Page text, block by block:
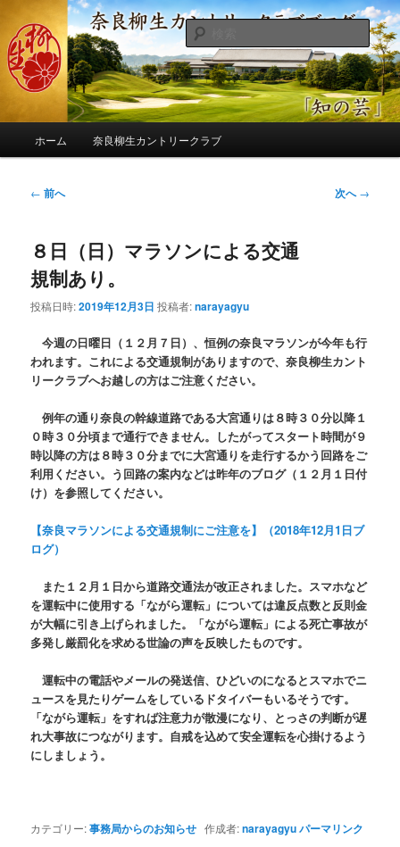
ン
コ
ン
へ
奈良柳生カントリークラブ総支配人
ブログ
季節の話題、クラブの出来事、コースの改修・更新作業、ゴルフに関する随
筆、喜怒哀楽などを気まぐれに発信します。
検
索
ホーム 奈良柳生カントリークラブ
投
ビ
ゲ
ー
シ
ン
← 前へ 次へ→
８日（日）マラソンによる交通
規制あり。
投稿日時:2019年12月3日 投稿者:narayagyu
今週の日曜日（１２月７日）、恒例の奈良マラソンが今年も行
われます。これによる交通規制がありますので、奈良柳生カント
リークラブへお越しの方はご注意ください。
例年の通り奈良の幹線道路である大宮通りは８時３０分以降１
０時３０分頃まで通行できません。したがってスタート時間が９
時以降の方は８時３０分までに大宮通りを走行するかう回路をご
利用ください。う回路の案内などは昨年のブログ（１２月１日付
け）を参照してください。
【奈良マラソンによる交通規制にご注意を】（2018年12月1日ブ
ログ）
また１２月１日から道路交通法が改正されました。スマホなど
を運転中に使用する「ながら運転」については違反点数と反則金
が大幅に引き上げられました。「ながら運転」による死亡事故が
多発し厳罰化を求める世論の声を反映したものです。
運転中の電話やメールの発送信、ひどいのになるとスマホでニ
ュースを見たりゲームをしているドタイバーもいるそうです。
「ながら運転」をすれば注意力が散漫になり、とっさの判断が遅
れ大事故につながります。自戒を込めて安全運転を心掛けるよう
にしましょう。
カテゴリー:事務局からのお知らせ 作成者:narayagyuパーマリンク